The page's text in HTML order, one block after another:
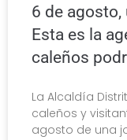
6 de agosto,
Esta es la
caleños
La Alcaldía
caleños y
agosto de una